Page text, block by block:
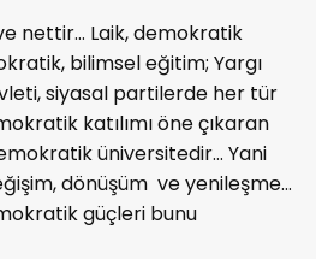
nettir… Laik, demokratik
bilimsel eğitim; Yargı
siyasal partilerde her tür
katılımı öne çıkaran
üniversitedir… Yani
dönüşüm ve yenileşme…
güçleri bunu